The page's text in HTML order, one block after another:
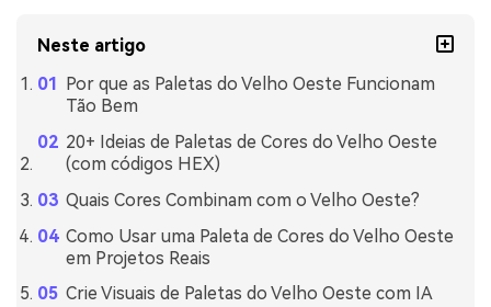
Neste artigo
Por que as Paletas do Velho Oeste Funcionam
Tão Bem
20+ Ideias de Paletas de Cores do Velho Oeste
(com códigos HEX)
Quais Cores Combinam com o Velho Oeste?
Como Usar uma Paleta de Cores do Velho Oeste
em Projetos Reais
Crie Visuais de Paletas do Velho Oeste com IA